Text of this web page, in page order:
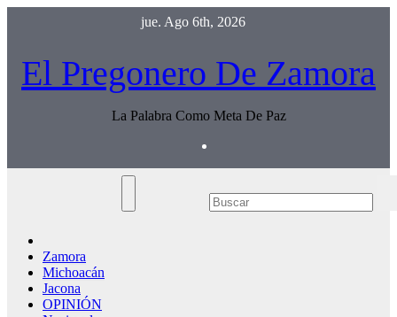
jue. Ago 6th, 2026
El Pregonero De Zamora
La Palabra Como Meta De Paz
Zamora
Michoacán
Jacona
OPINIÓN